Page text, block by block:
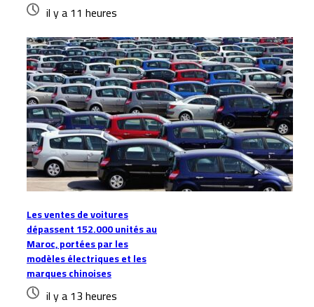
il y a 11 heures
Les ventes de voitures
dépassent 152.000 unités au
Maroc, portées par les
modèles électriques et les
marques chinoises
il y a 13 heures